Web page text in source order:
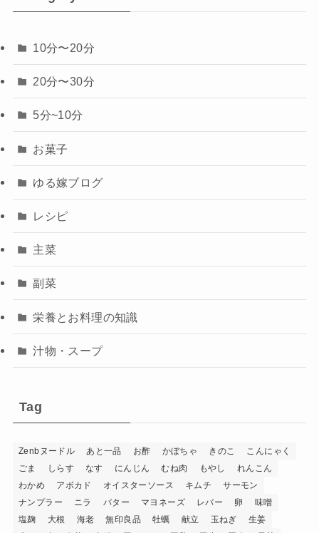
10分〜20分
20分〜30分
5分~10分
お菓子
ゆる嫁ブログ
レシピ
主菜
副菜
栄養とお料理の知識
汁物・スープ
Tag
Zenbヌードル あと一品 お酢 かぼちゃ きのこ
こんにゃく
ごま
しらす なす にんじん むね肉 もやし
れんこん
わかめ
アボカド オイスターソース キムチ
サーモン
ナンプラー
ニラ バター マヨネーズ レバー 卵
味噌
塩麹
大根 海老 無印良品 牡蠣 献立 玉ねぎ
生姜